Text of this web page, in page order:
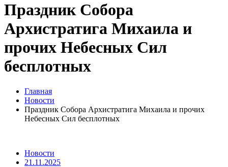
Праздник Собора
Архистратига Михаила и
прочих Небесных Сил
бесплотных
Главная
Новости
Праздник Собора Архистратига Михаила и прочих
Небесных Сил бесплотных
Новости
21.11.2025